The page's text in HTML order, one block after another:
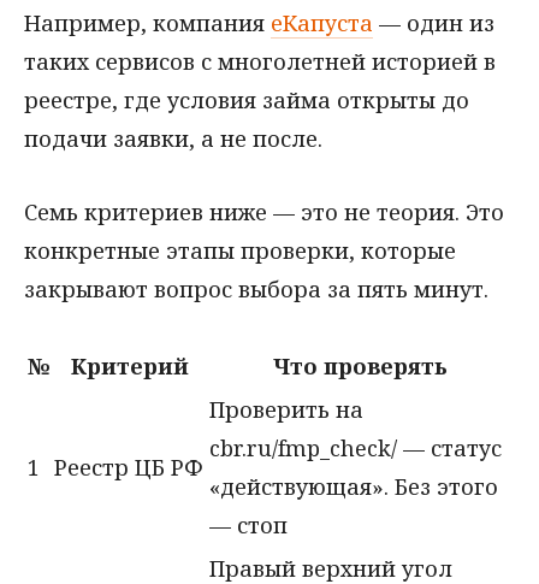
Например, компания еКапуста — один из
таких сервисов с многолетней историей в
реестре, где условия займа открыты до
подачи заявки, а не после.
Семь критериев ниже — это не теория. Это
конкретные этапы проверки, которые
закрывают вопрос выбора за пять минут.
№ Критерий Что проверять
1 Реестр ЦБ РФ
Проверить на
cbr.ru/fmp_check/ — статус
«действующая». Без этого
— стоп
Правый верхний угол